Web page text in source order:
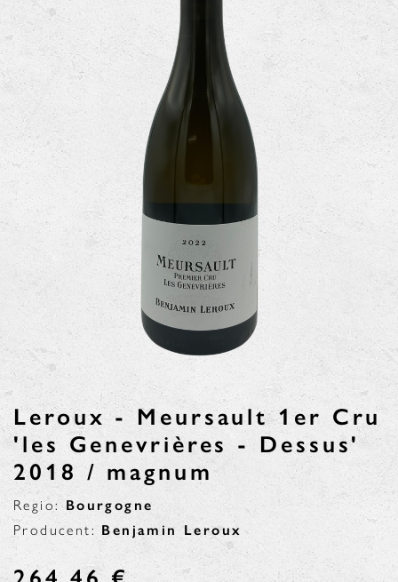
Leroux - Meursault 1er Cru
'les Genevrières - Dessus'
2018 / magnum
Regio: Bourgogne
Producent: Benjamin Leroux